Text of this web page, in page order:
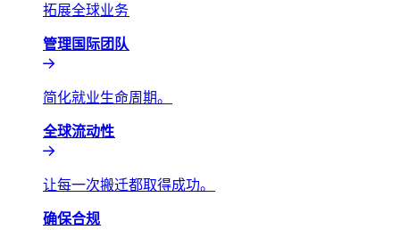
拓展全球业务​​
管理国际团队​​
简化就业生命周期。​​
全球流动性​​
让每一次搬迁都取得成功。​​
确保合规​​